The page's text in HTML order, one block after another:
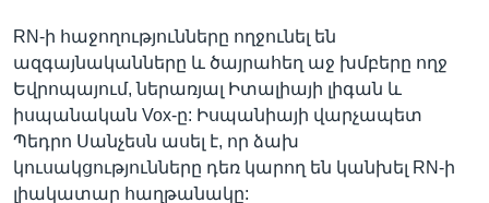
RN-ի հաջողությունները ողջունել են
ազգայնականները և ծայրահեղ աջ խմբերը ողջ
Եվրոպայում, ներառյալ Իտալիայի լիգան և
իսպանական Vox-ը: Իսպանիայի վարչապետ
Պեդրո Սանչեսն ասել է, որ ձախ
կուսակցությունները դեռ կարող են կանխել RN-ի
լիակատար հաղթանակը: